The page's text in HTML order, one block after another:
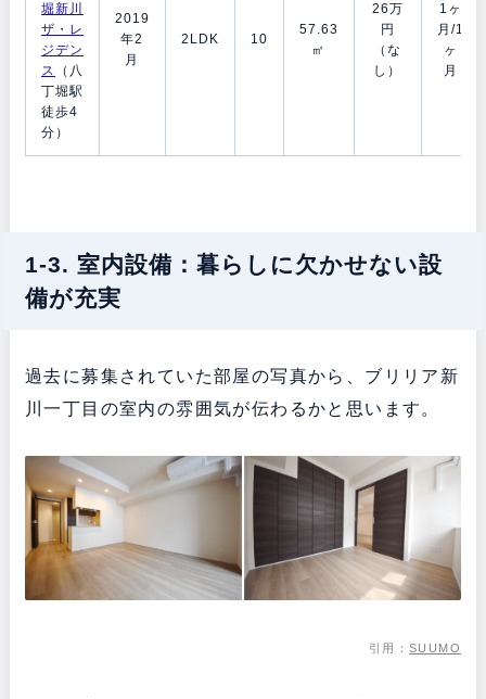
堀新川
ザ・レ
ジデン
ス
（八
丁堀駅
徒歩4
分）
2019
年2
月
2LDK 10
57.63
㎡
26万
円
（な
し）
1ヶ
月/1
ヶ
月
1-3. 室内設備：暮らしに欠かせない設
備が充実
過去に募集されていた部屋の写真から、ブリリア新
川一丁目の室内の雰囲気が伝わるかと思います。
引用：SUUMO